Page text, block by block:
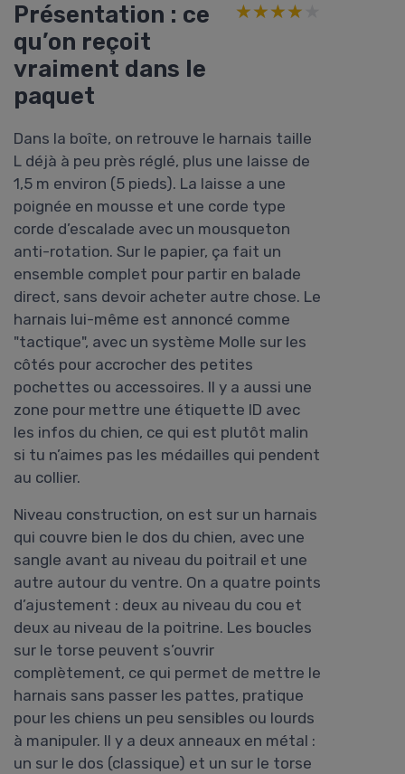
Présentation : ce
qu’on reçoit
vraiment dans le
paquet
★★★★★
★★★★★
Dans la boîte, on retrouve le harnais taille
L déjà à peu près réglé, plus une laisse de
1,5 m environ (5 pieds). La laisse a une
poignée en mousse et une corde type
corde d’escalade avec un mousqueton
anti-rotation. Sur le papier, ça fait un
ensemble complet pour partir en balade
direct, sans devoir acheter autre chose. Le
harnais lui-même est annoncé comme
"tactique", avec un système Molle sur les
côtés pour accrocher des petites
pochettes ou accessoires. Il y a aussi une
zone pour mettre une étiquette ID avec
les infos du chien, ce qui est plutôt malin
si tu n’aimes pas les médailles qui pendent
au collier.
Niveau construction, on est sur un harnais
qui couvre bien le dos du chien, avec une
sangle avant au niveau du poitrail et une
autre autour du ventre. On a quatre points
d’ajustement : deux au niveau du cou et
deux au niveau de la poitrine. Les boucles
sur le torse peuvent s’ouvrir
complètement, ce qui permet de mettre le
harnais sans passer les pattes, pratique
pour les chiens un peu sensibles ou lourds
à manipuler. Il y a deux anneaux en métal :
un sur le dos (classique) et un sur le torse